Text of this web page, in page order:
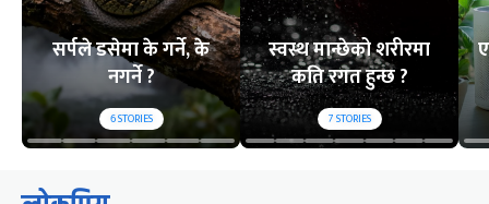
सर्पले डसेमा के गर्ने, के
नगर्ने ?
6STORIES
स्वस्थ मान्छेको शरीरमा
कति रगत हुन्छ ?
7STORIES